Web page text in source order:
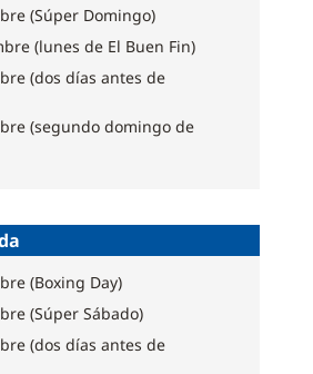
(Súper Domingo)
(lunes de El Buen Fin)
(dos días antes de
(segundo domingo de
(Boxing Day)
(Súper Sábado)
(dos días antes de